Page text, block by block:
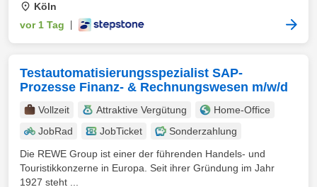
Köln
vor 1 Tag
Testautomatisierungsspezialist SAP-
Prozesse Finanz- & Rechnungswesen m/w/d
Vollzeit Attraktive Vergütung
Home-Office
JobRad
JobTicket
Sonderzahlung
Die REWE Group ist einer der führenden Handels- und
Touristikkonzerne in Europa. Seit ihrer Gründung im Jahr
1927 steht ...